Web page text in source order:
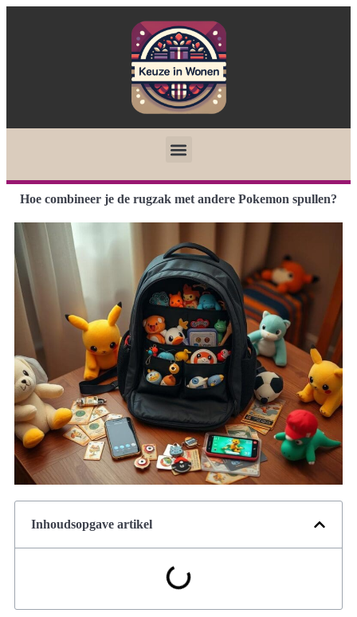
Hoe combineer je de rugzak met andere Pokemon spullen?
Inhoudsopgave artikel